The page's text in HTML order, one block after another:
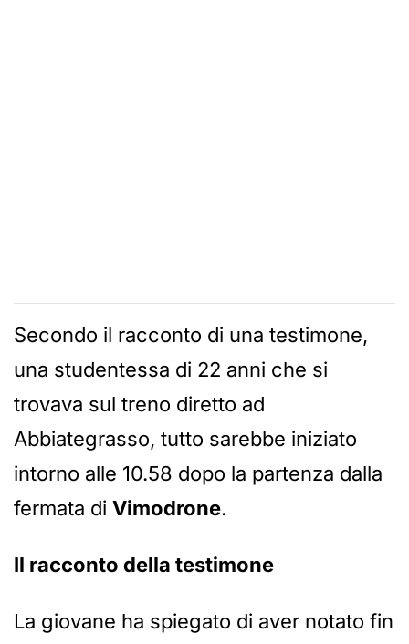
Secondo il racconto di una testimone,
una studentessa di 22 anni che si
trovava sul treno diretto ad
Abbiategrasso, tutto sarebbe iniziato
intorno alle 10.58 dopo la partenza dalla
fermata di Vimodrone.
Il racconto della testimone
La giovane ha spiegato di aver notato fin